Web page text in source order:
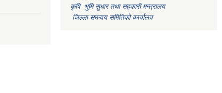
कृषि भुमि सुधार तथा सहकारी मन्त्रालय
जिल्ला समन्वय समितिको कार्यालय